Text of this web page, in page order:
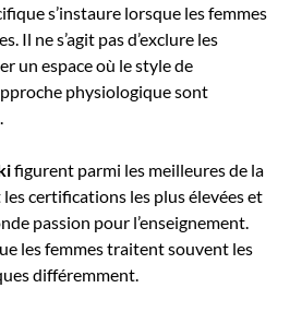
s’instaure lorsque les femmes
Il ne s’agit pas d’exclure les
un espace où le style de
physiologique sont
figurent parmi les meilleures de la
certifications les plus élevées et
passion pour l’enseignement.
les femmes traitent souvent les
différemment.